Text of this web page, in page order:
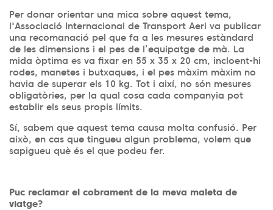
Per donar orientar una mica sobre aquest tema,
l'Associació Internacional de Transport Aeri va publicar
una recomanació pel que fa a les mesures estàndard
de les dimensions i el pes de l’equipatge de mà. La
mida òptima es va fixar en 55 x 35 x 20 cm, incloent-hi
rodes, manetes i butxaques, i el pes màxim màxim no
havia de superar els 10 kg. Tot i així, no són mesures
obligatòries, per la qual cosa cada companyia pot
establir els seus propis límits.
Sí, sabem que aquest tema causa molta confusió. Per
això, en cas que tingueu algun problema, volem que
sapigueu què és el que podeu fer.
Puc reclamar el cobrament de la meva maleta de
viatge?